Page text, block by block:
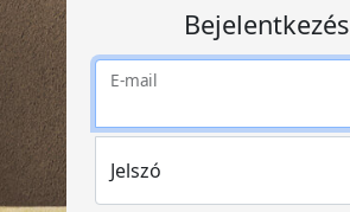
Bejelentkezés
E-mail
Jelszó